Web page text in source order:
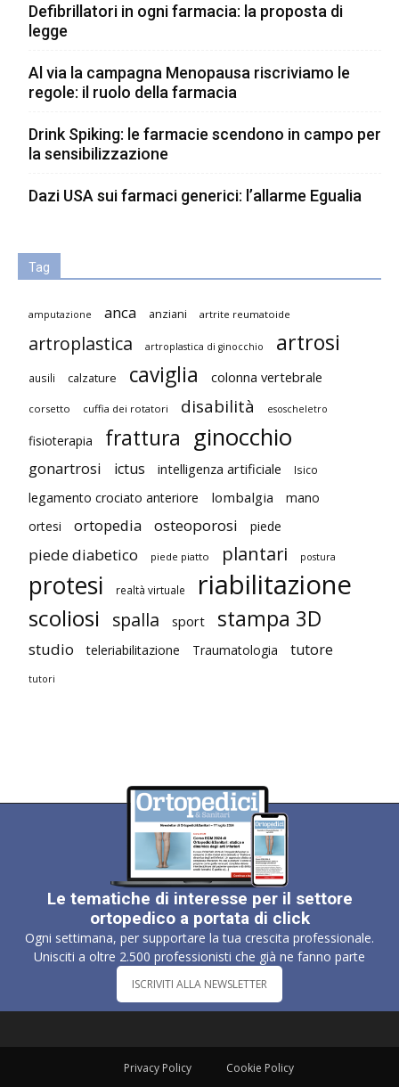
Defibrillatori in ogni farmacia: la proposta di
legge
Al via la campagna Menopausa riscriviamo le
regole: il ruolo della farmacia
Drink Spiking: le farmacie scendono in campo per
la sensibilizzazione
Dazi USA sui farmaci generici: l’allarme Egualia
Tag
amputazione anca anziani artrite reumatoide
artroplastica artroplastica di ginocchio artrosi
ausili calzature caviglia colonna vertebrale
corsetto cuffia dei rotatori disabilità esoscheletro
fisioterapia frattura ginocchio
gonartrosi ictus intelligenza artificiale Isico
legamento crociato anteriore lombalgia
mano
ortesi
ortopedia osteoporosi piede
piede diabetico piede piatto plantari postura
protesi realtà virtuale riabilitazione
scoliosi spalla sport stampa 3D
studio teleriabilitazione Traumatologia tutore
tutori
Le tematiche di interesse per il settore
ortopedico a portata di click
Ogni settimana, per supportare la tua crescita professionale.
Unisciti a oltre 2.500 professionisti che già ne fanno parte
ISCRIVITI ALLA NEWSLETTER
Privacy Policy Cookie Policy